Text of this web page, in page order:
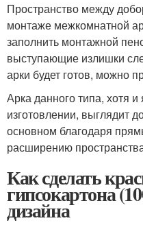
Пространство между
монтаже межкомнатной
заполнить монтажной
выступающие излишки
арки будет готов, можно
Арка данного типа, хотя
изготовлении, выглядит
основном благодаря
расширению
Как сделать
гипсокартона
дизайна